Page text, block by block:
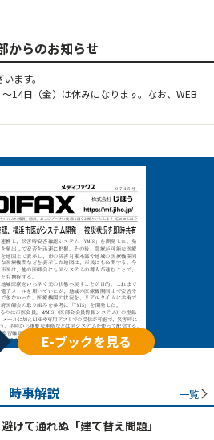
からのお知らせ
ます。
14日（金）は休みになります。なお、WEB
E-ブックを見る
時事解説 一覧
けて通れぬ「建て替え問題」